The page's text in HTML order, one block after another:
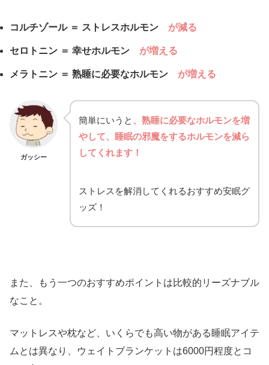
コルチゾール ＝ ストレスホルモン が減る
セロトニン ＝ 幸せホルモン が増える
メラトニン ＝ 熟睡に必要なホルモン が増える
ガッシー
簡単にいうと 、熟睡に必要なホルモンを増
やして、睡眠の邪魔をするホルモンを減ら
してくれます！
ストレスを解消してくれるおすすめ安眠グ
ッズ！
また、もう一つのおすすめポイントは比較的リーズナブル
なこと。
マットレスや枕など、いくらでも高い物がある睡眠アイテ
ムとは異なり、ウェイトブランケットは6000円程度とコ